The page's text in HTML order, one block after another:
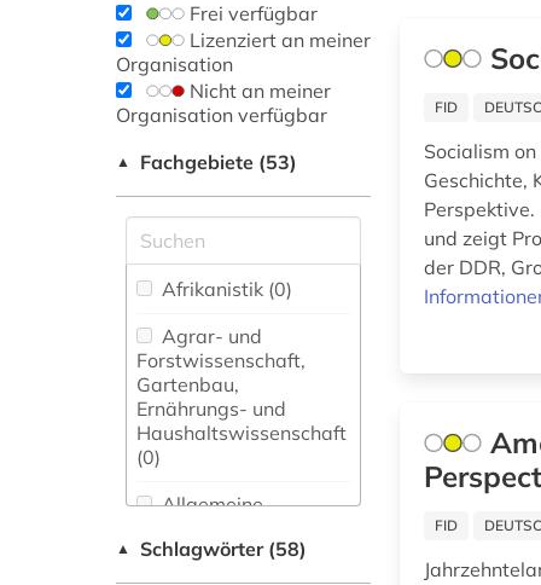
Frei verfügbar
Lizenziert an meiner
Organisation
Nicht an meiner
Organisation verfügbar
▲ Fachgebiete (53)
Afrikanistik (0)
Agrar- und
Forstwissenschaft,
Gartenbau,
Ernährungs- und
Haushaltswissenschaft
(0)
Allgemeine
▲ Schlagwörter (58)
FID
Socialism
Geschichte,
und zeigt
der DDR,
FID